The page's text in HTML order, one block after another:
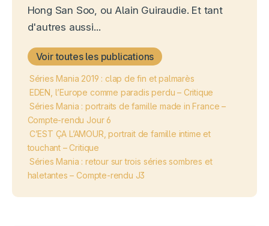
Hong San Soo, ou Alain Guiraudie. Et tant
d'autres aussi...
Voir toutes les publications
Séries Mania 2019 : clap de fin et palmarès
EDEN, l’Europe comme paradis perdu – Critique
Séries Mania : portraits de famille made in France –
Compte-rendu Jour 6
C’EST ÇA L’AMOUR, portrait de famille intime et
touchant – Critique
Séries Mania : retour sur trois séries sombres et
haletantes – Compte-rendu J3